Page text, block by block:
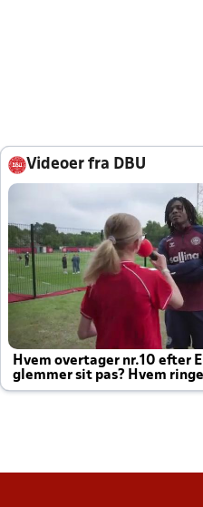
Videoer fra DBU
Hvem overtager nr.10 efter
glemmer sit pas? Hvem
altid til efter kampe?